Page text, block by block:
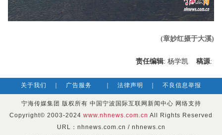
(章妙红摄于大溪)
责任编辑: 杨学凯 稿源:
关于我们 广告服务 法律声明 不良信息举报
宁海传媒集团 版权所有 中国宁波国际互联网新闻中心 网络支持
Copyright© 2003-2024 www.nhnews.com.cn All Rights Reserved
URL：nhnews.com.cn / nhnews.cn